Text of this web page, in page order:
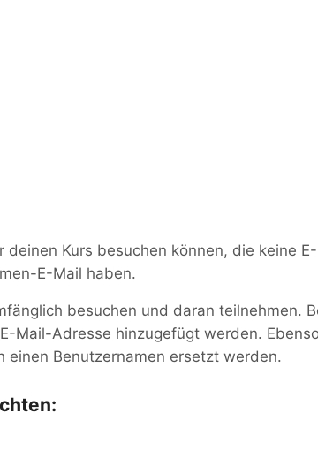
deinen Kurs besuchen können, die keine
E-Mail haben.
besuchen und daran teilnehmen.
Mail-Adresse hinzugefügt werden.
Benutzernamen ersetzt werden.